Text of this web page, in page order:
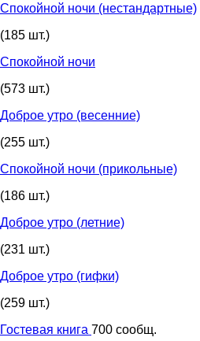
Спокойной ночи (нестандартные)
(185 шт.)
Спокойной ночи
(573 шт.)
Доброе утро (весенние)
(255 шт.)
Спокойной ночи (прикольные)
(186 шт.)
Доброе утро (летние)
(231 шт.)
Доброе утро (гифки)
(259 шт.)
Гостевая книга 700 сообщ.